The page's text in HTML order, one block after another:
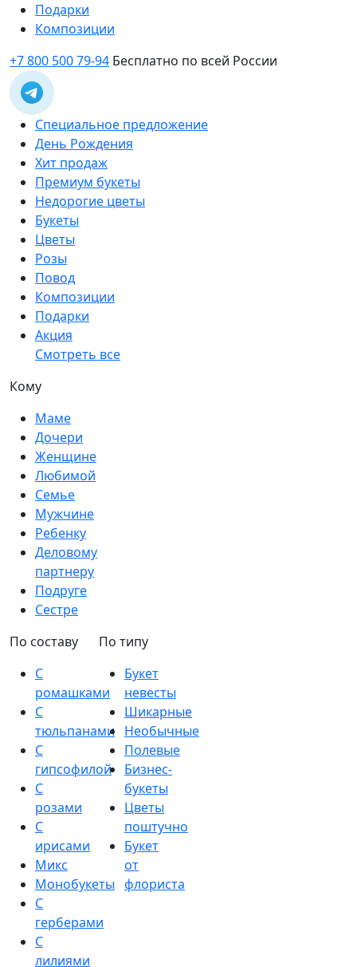
Подарки
Композиции
+7 800 500 79-94 Бесплатно по всей России
Специальное предложение
День Рождения
Хит продаж
Премиум букеты
Недорогие цветы
Букеты
Цветы
Розы
Повод
Композиции
Подарки
Акция
Смотреть все
Кому
Маме
Дочери
Женщине
Любимой
Семье
Мужчине
Ребенку
Деловому
партнеру
Подруге
Сестре
По составу
С
ромашками
С
тюльпанами
С
гипсофилой
С
розами
С
ирисами
Микс
Монобукеты
С
герберами
С
лилиями
По типу
Букет
невесты
Шикарные
Необычные
Полевые
Бизнес-
букеты
Цветы
поштучно
Букет
от
флориста